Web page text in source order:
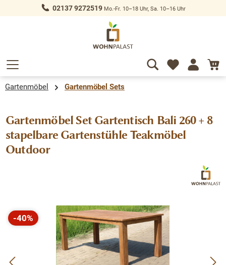
springen 02137 9272519Mo.-Fr. 10–18 Uhr, Sa. 10–16 Uhr
Gartenmöbel Gartenmöbel Sets
Gartenmöbel Set Gartentisch Bali 260 + 8
stapelbare Gartenstühle Teakmöbel
Outdoor
Bildergalerie überspringen
-40%
Rabatt